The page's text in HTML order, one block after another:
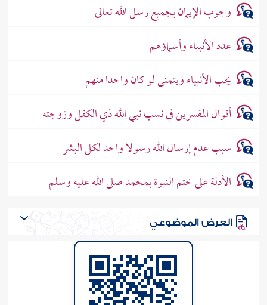
وجوب الإيمان بجميع رسل الله تعالى
عدد الأنبياء وأسماؤهم
يحب الأنبياء ويتمنى لو كان واحدا منهم
أقوال المفسرين في نسب نبي الله ذي الكفل وزوجته
سبب عدم إرسال الله رسولا واحد لكل البشر
الأدلة على ختم النبوة بمحمد صلى الله عليه وسلم
العرض الموضوعي